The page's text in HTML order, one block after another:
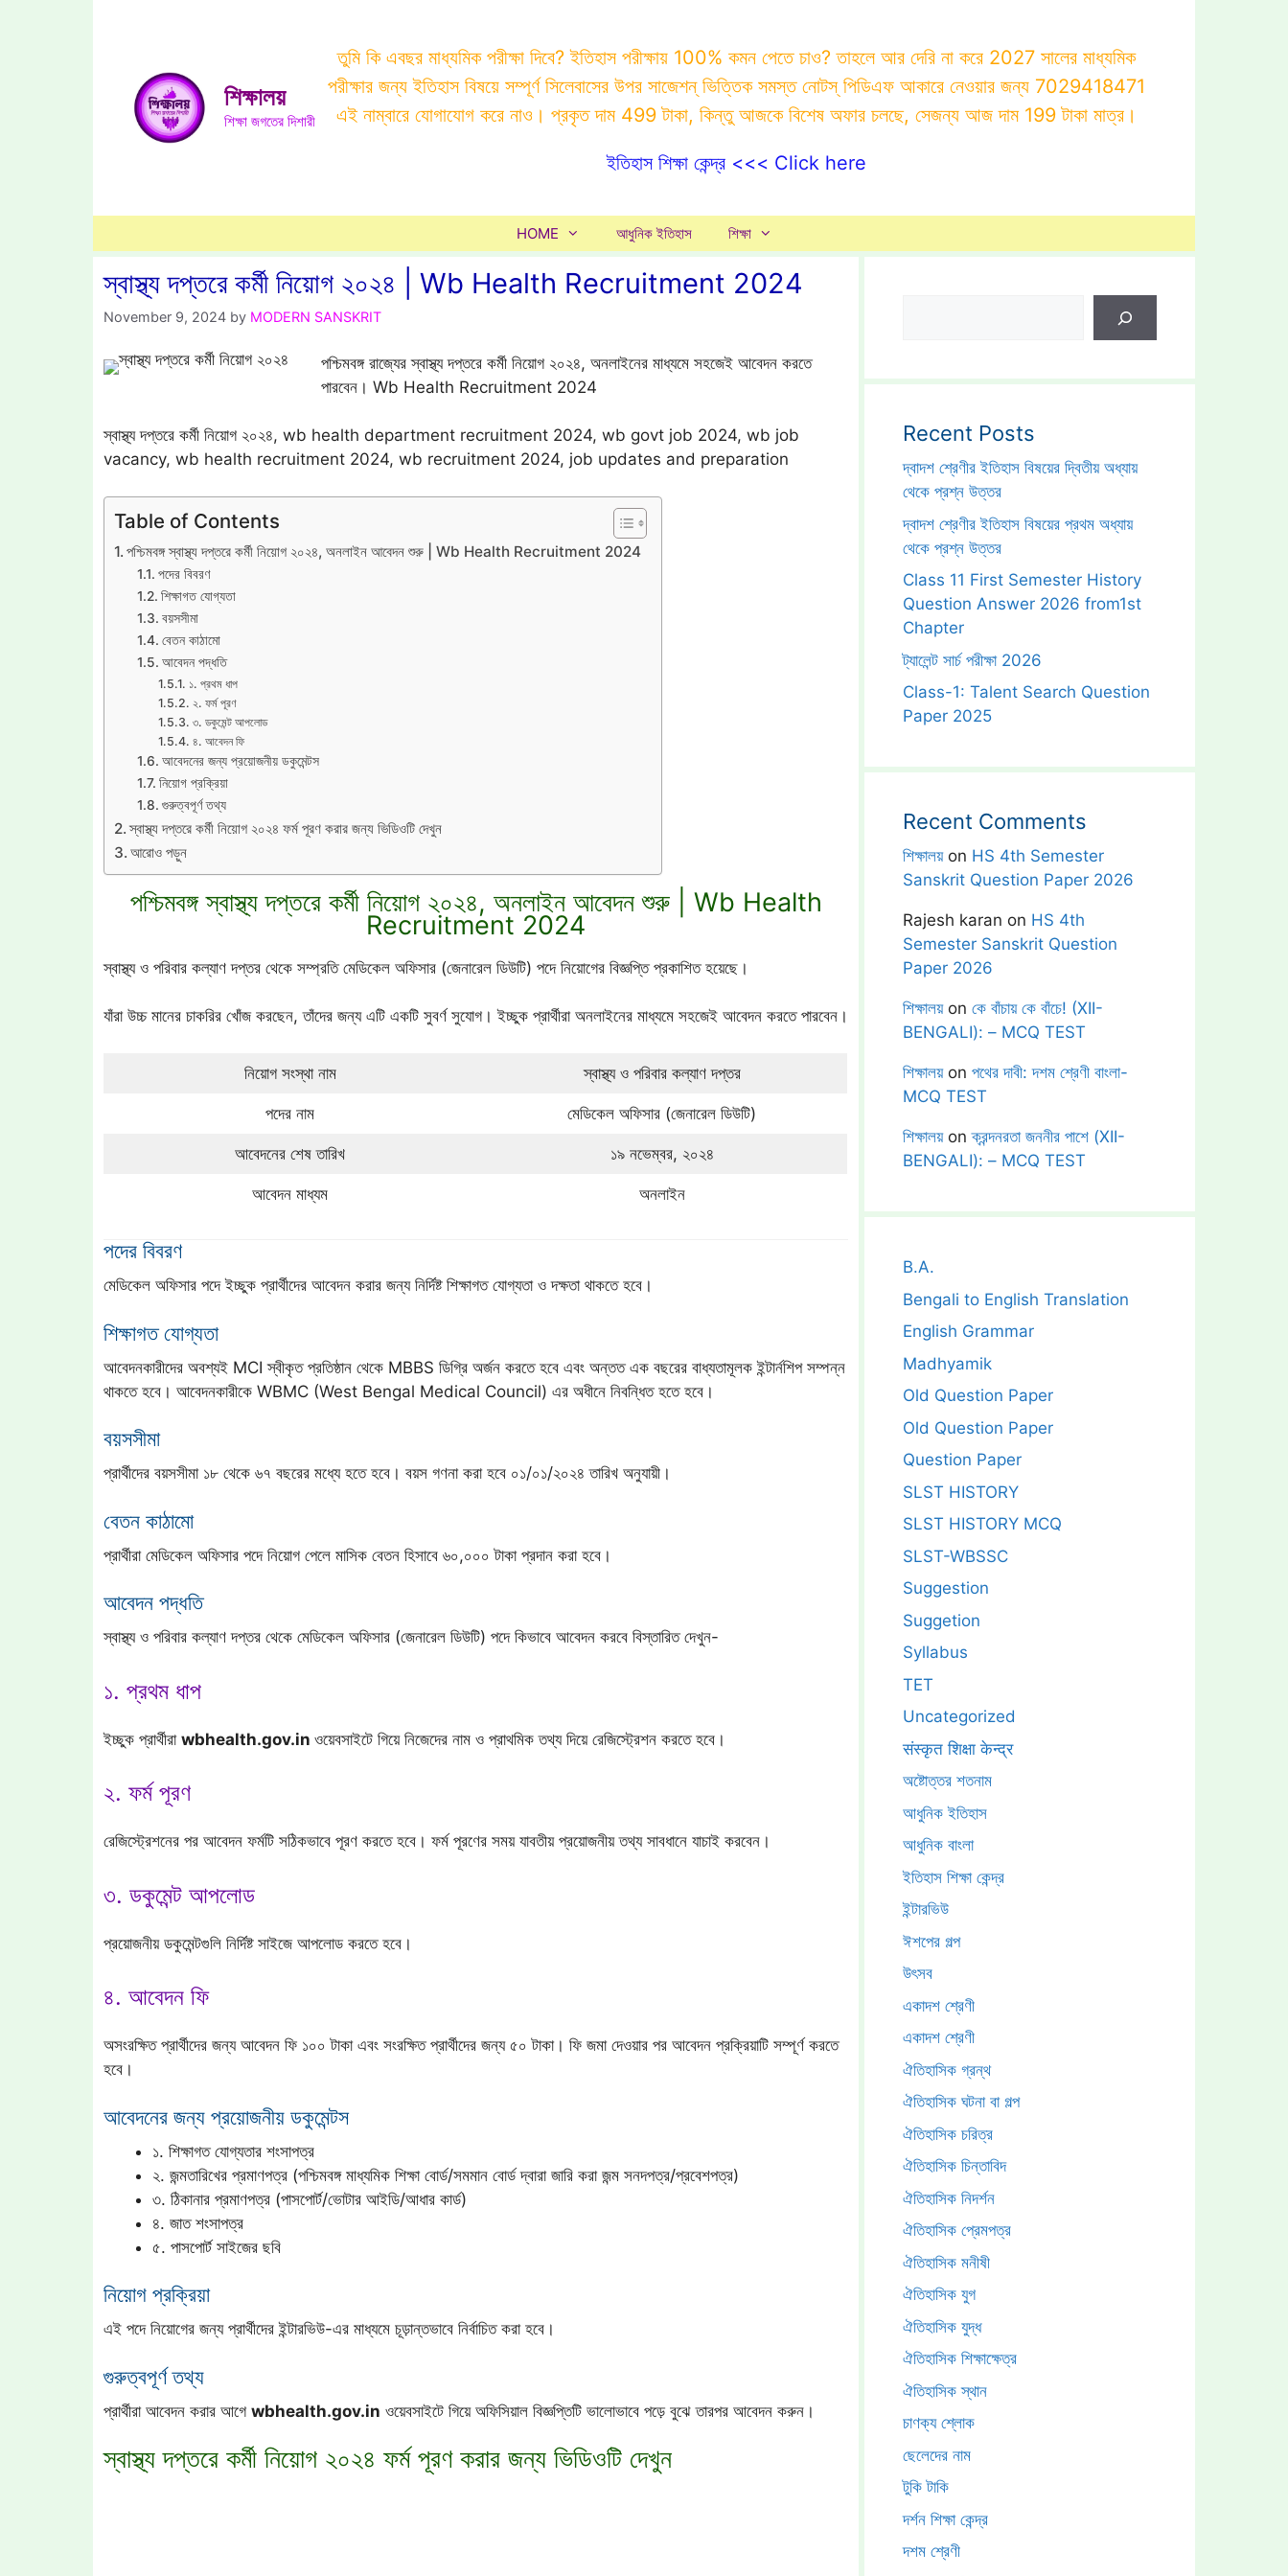
শিক্ষালয়
শিক্ষা জগতের দিশারী
তুমি কি এবছর মাধ্যমিক পরীক্ষা দিবে? ইতিহাস পরীক্ষায় 100% কমন পেতে চাও? তাহলে আর দেরি না করে 2027 সালের মাধ্যমিক
পরীক্ষার জন্য ইতিহাস বিষয়ে সম্পূর্ণ সিলেবাসের উপর সাজেশন্ ভিত্তিক সমস্ত নোটস্ পিডিএফ আকারে নেওয়ার জন্য 7029418471
এই নাম্বারে যোগাযোগ করে নাও। প্রকৃত দাম 499 টাকা, কিন্তু আজকে বিশেষ অফার চলছে, সেজন্য আজ দাম 199 টাকা মাত্র।
ইতিহাস শিক্ষা কেন্দ্র <<< Click here
HOME আধুনিক ইতিহাস শিক্ষা
স্বাস্থ্য দপ্তরে কর্মী নিয়োগ ২০২৪ | Wb Health Recruitment 2024
November 9, 2024 by MODERN SANSKRIT
পশ্চিমবঙ্গ রাজ্যের স্বাস্থ্য দপ্তরে কর্মী নিয়োগ ২০২৪, অনলাইনের মাধ্যমে সহজেই আবেদন করতে
পারবেন। Wb Health Recruitment 2024
স্বাস্থ্য দপ্তরে কর্মী নিয়োগ ২০২৪, wb health department recruitment 2024, wb govt job 2024, wb job
vacancy, wb health recruitment 2024, wb recruitment 2024, job updates and preparation
Table of Contents
পশ্চিমবঙ্গ স্বাস্থ্য দপ্তরে কর্মী নিয়োগ ২০২৪, অনলাইন আবেদন শুরু | Wb Health Recruitment 2024
পদের বিবরণ
শিক্ষাগত যোগ্যতা
বয়সসীমা
বেতন কাঠামো
আবেদন পদ্ধতি
১. প্রথম ধাপ
২. ফর্ম পূরণ
৩. ডকুমেন্ট আপলোড
৪. আবেদন ফি
আবেদনের জন্য প্রয়োজনীয় ডকুমেন্টস
নিয়োগ প্রক্রিয়া
গুরুত্বপূর্ণ তথ্য
স্বাস্থ্য দপ্তরে কর্মী নিয়োগ ২০২৪ ফর্ম পূরণ করার জন্য ভিডিওটি দেখুন
আরোও পড়ুন
পশ্চিমবঙ্গ স্বাস্থ্য দপ্তরে কর্মী নিয়োগ ২০২৪, অনলাইন আবেদন শুরু | Wb Health
Recruitment 2024
স্বাস্থ্য ও পরিবার কল্যাণ দপ্তর থেকে সম্প্রতি মেডিকেল অফিসার (জেনারেল ডিউটি) পদে নিয়োগের বিজ্ঞপ্তি প্রকাশিত হয়েছে।
যাঁরা উচ্চ মানের চাকরির খোঁজ করছেন, তাঁদের জন্য এটি একটি সুবর্ণ সুযোগ। ইচ্ছুক প্রার্থীরা অনলাইনের মাধ্যমে সহজেই আবেদন করতে পারবেন।
নিয়োগ সংস্থা নাম স্বাস্থ্য ও পরিবার কল্যাণ দপ্তর
পদের নাম মেডিকেল অফিসার (জেনারেল ডিউটি)
আবেদনের শেষ তারিখ ১৯ নভেম্বর, ২০২৪
আবেদন মাধ্যম অনলাইন
পদের বিবরণ
মেডিকেল অফিসার পদে ইচ্ছুক প্রার্থীদের আবেদন করার জন্য নির্দিষ্ট শিক্ষাগত যোগ্যতা ও দক্ষতা থাকতে হবে।
শিক্ষাগত যোগ্যতা
আবেদনকারীদের অবশ্যই MCI স্বীকৃত প্রতিষ্ঠান থেকে MBBS ডিগ্রি অর্জন করতে হবে এবং অন্তত এক বছরের বাধ্যতামূলক ইন্টার্নশিপ সম্পন্ন
থাকতে হবে। আবেদনকারীকে WBMC (West Bengal Medical Council) এর অধীনে নিবন্ধিত হতে হবে।
বয়সসীমা
প্রার্থীদের বয়সসীমা ১৮ থেকে ৬৭ বছরের মধ্যে হতে হবে। বয়স গণনা করা হবে ০১/০১/২০২৪ তারিখ অনুযায়ী।
বেতন কাঠামো
প্রার্থীরা মেডিকেল অফিসার পদে নিয়োগ পেলে মাসিক বেতন হিসাবে ৬০,০০০ টাকা প্রদান করা হবে।
আবেদন পদ্ধতি
স্বাস্থ্য ও পরিবার কল্যাণ দপ্তর থেকে মেডিকেল অফিসার (জেনারেল ডিউটি) পদে কিভাবে আবেদন করবে বিস্তারিত দেখুন-
১. প্রথম ধাপ
ইচ্ছুক প্রার্থীরা wbhealth.gov.in ওয়েবসাইটে গিয়ে নিজেদের নাম ও প্রাথমিক তথ্য দিয়ে রেজিস্ট্রেশন করতে হবে।
২. ফর্ম পূরণ
রেজিস্ট্রেশনের পর আবেদন ফর্মটি সঠিকভাবে পূরণ করতে হবে। ফর্ম পূরণের সময় যাবতীয় প্রয়োজনীয় তথ্য সাবধানে যাচাই করবেন।
৩. ডকুমেন্ট আপলোড
প্রয়োজনীয় ডকুমেন্টগুলি নির্দিষ্ট সাইজে আপলোড করতে হবে।
৪. আবেদন ফি
অসংরক্ষিত প্রার্থীদের জন্য আবেদন ফি ১০০ টাকা এবং সংরক্ষিত প্রার্থীদের জন্য ৫০ টাকা। ফি জমা দেওয়ার পর আবেদন প্রক্রিয়াটি সম্পূর্ণ করতে
হবে।
আবেদনের জন্য প্রয়োজনীয় ডকুমেন্টস
১. শিক্ষাগত যোগ্যতার শংসাপত্র
২. জন্মতারিখের প্রমাণপত্র (পশ্চিমবঙ্গ মাধ্যমিক শিক্ষা বোর্ড/সমমান বোর্ড দ্বারা জারি করা জন্ম সনদপত্র/প্রবেশপত্র)
৩. ঠিকানার প্রমাণপত্র (পাসপোর্ট/ভোটার আইডি/আধার কার্ড)
৪. জাত শংসাপত্র
৫. পাসপোর্ট সাইজের ছবি
নিয়োগ প্রক্রিয়া
এই পদে নিয়োগের জন্য প্রার্থীদের ইন্টারভিউ-এর মাধ্যমে চূড়ান্তভাবে নির্বাচিত করা হবে।
গুরুত্বপূর্ণ তথ্য
প্রার্থীরা আবেদন করার আগে wbhealth.gov.in ওয়েবসাইটে গিয়ে অফিসিয়াল বিজ্ঞপ্তিটি ভালোভাবে পড়ে বুঝে তারপর আবেদন করুন।
স্বাস্থ্য দপ্তরে কর্মী নিয়োগ ২০২৪ ফর্ম পূরণ করার জন্য ভিডিওটি দেখুন
Recent Posts
দ্বাদশ শ্রেণীর ইতিহাস বিষয়ের দ্বিতীয় অধ্যায়
থেকে প্রশ্ন উত্তর
দ্বাদশ শ্রেণীর ইতিহাস বিষয়ের প্রথম অধ্যায়
থেকে প্রশ্ন উত্তর
Class 11 First Semester History
Question Answer 2026 from1st
Chapter
ট্যালেন্ট সার্চ পরীক্ষা 2026
Class-1: Talent Search Question
Paper 2025
Recent Comments
শিক্ষালয়on HS 4th Semester
Sanskrit Question Paper 2026
Rajesh karan on HS 4th
Semester Sanskrit Question
Paper 2026
শিক্ষালয়on কে বাঁচায় কে বাঁচে! (XII-
BENGALI): – MCQ TEST
শিক্ষালয়on পথের দাবী: দশম শ্রেণী বাংলা-
MCQ TEST
শিক্ষালয়onক্রন্দনরতা জননীর পাশে (XII-
BENGALI): – MCQ TEST
B.A.
Bengali to English Translation
English Grammar
Madhyamik
Old Question Paper
Old Question Paper
Question Paper
SLST HISTORY
SLST HISTORY MCQ
SLST-WBSSC
Suggestion
Suggetion
Syllabus
TET
Uncategorized
संस्कृत शिक्षा केन्द्र
অষ্টোত্তর শতনাম
আধুনিক ইতিহাস
আধুনিক বাংলা
ইতিহাস শিক্ষা কেন্দ্র
ইন্টারভিউ
ঈশপের গল্প
উৎসব
একাদশ শ্রেণী
একাদশ শ্রেণী
ঐতিহাসিক গ্রন্থ
ঐতিহাসিক ঘটনা বা গল্প
ঐতিহাসিক চরিত্র
ঐতিহাসিক চিন্তাবিদ
ঐতিহাসিক নিদর্শন
ঐতিহাসিক প্রেমপত্র
ঐতিহাসিক মনীষী
ঐতিহাসিক যুগ
ঐতিহাসিক যুদ্ধ
ঐতিহাসিক শিক্ষাক্ষেত্র
ঐতিহাসিক স্থান
চাণক্য শ্লোক
ছেলেদের নাম
টুকি টাকি
দর্শন শিক্ষা কেন্দ্র
দশম শ্রেণী